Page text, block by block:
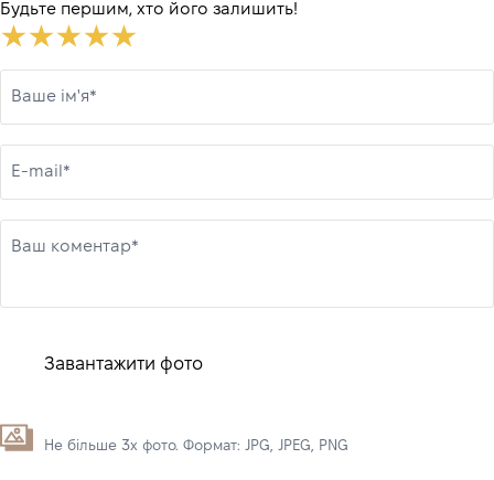
Будьте першим, хто його залишить!
Ваше ім'я*
E-mail*
Ваш коментар*
Завантажити фото
Не більше 3х фото. Формат: JPG, JPEG, PNG